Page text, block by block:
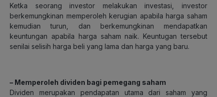
Ketka seorang investor melakukan investasi, investor
berkemungkinan memperoleh kerugian apabila harga saham
kemudian turun, dan berkemungkinan mendapatkan
keuntungan apabila harga saham naik. Keuntugan tersebut
senilai selisih harga beli yang lama dan harga yang baru.
– Memperoleh dividen bagi pemegang saham
Dividen merupakan pendapatan utama dari saham yang